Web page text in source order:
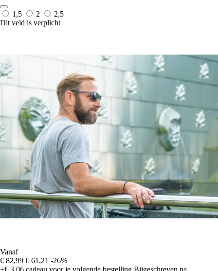
1,5 2
2,5
Dit veld is verplicht
Vanaf
€ 82,99 € 61,21 -26%
+€ 3,06 cadeau voor je volgende bestelling Bijgeschreven na